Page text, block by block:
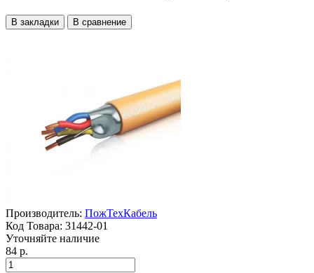
В закладки В сравнение
Производитель: ПожТехКабель
Код Товара: 31442-01
Уточняйте наличие
84 р.